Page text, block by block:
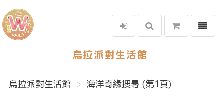
烏拉派對生活館
選單
烏拉派對生活館 海洋奇緣搜尋 (第1頁)